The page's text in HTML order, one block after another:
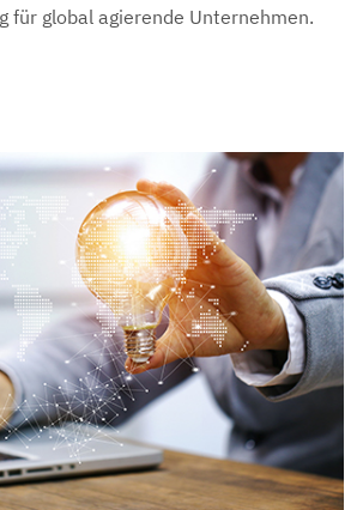
für global agierende Unternehmen.